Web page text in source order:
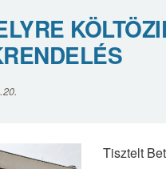
Tisztelt